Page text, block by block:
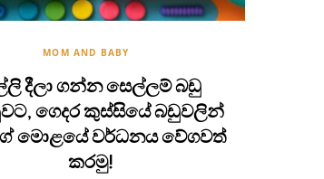
MOM AND BABY
දීලා ගන්න සෙල්ලම් බඩු
ගෙදර කුස්සියේ බඩුවලින්
මොළයේ වර්ධනය වේගවත්
කරමු!